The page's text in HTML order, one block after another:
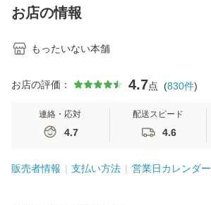
恵 藤本幸三 / 南江
堂 [単行
お店の情報
もったいない本舗
お店の評価： 4.7点 (830件)
連絡・応対
4.7
配送スピード
4.6
販売者情報 支払い方法 営業日カレンダー